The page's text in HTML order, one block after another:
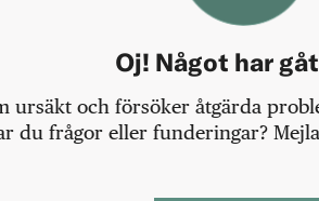
Oj! Något har
ursäkt och försöker åtgärda
du frågor eller funderingar?